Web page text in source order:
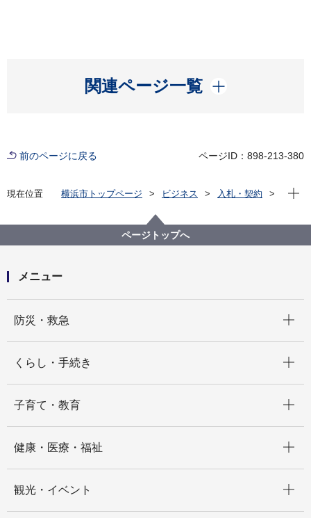
関連ページ一覧
開く
前のページに戻る ページID：898-213-380
現在位置 横浜市トップページ ビジネス
入札・契約
【契約結果掲載】【公募型プロポーザル】「こども家
庭センター」設置及び子どもとその家庭への包括的支
現在
ページトップへ
メニュー
防災・救急
くらし・手続き
子育て・教育
健康・医療・福祉
観光・イベント